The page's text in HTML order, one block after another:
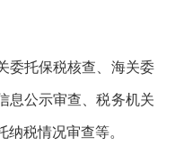
托保税核查、海关委
息公示审查、税务机关
税情况审查等。